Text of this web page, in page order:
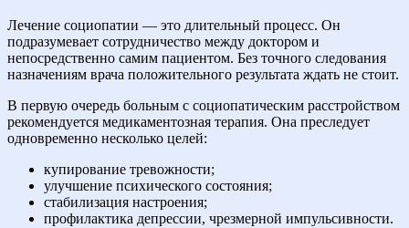
Лечение социопатии — это длительный процесс. Он
подразумевает сотрудничество между доктором и
непосредственно самим пациентом. Без точного следования
назначениям врача положительного результата ждать не стоит.
В первую очередь больным с социопатическим расстройством
рекомендуется медикаментозная терапия. Она преследует
одновременно несколько целей:
купирование тревожности;
улучшение психического состояния;
стабилизация настроения;
профилактика депрессии, чрезмерной импульсивности.